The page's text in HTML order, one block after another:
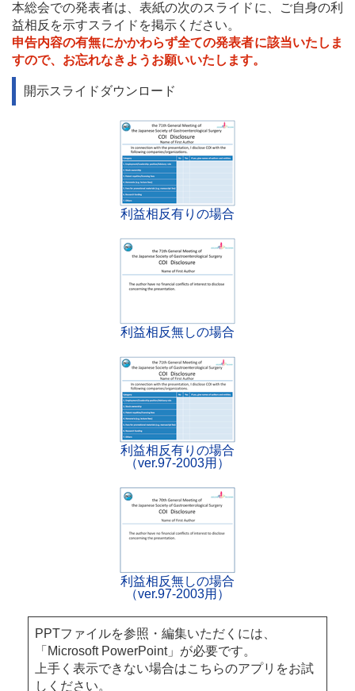
本総会での発表者は、表紙の次のスライドに、ご自身の利
益相反を示すスライドを掲示ください。
申告内容の有無にかかわらず全ての発表者に該当いたしま
すので、お忘れなきようお願いいたします。
開示スライドダウンロード
利益相反有りの場合
利益相反無しの場合
利益相反有りの場合
（ver.97-2003用）
利益相反無しの場合
（ver.97-2003用）
PPTファイルを参照・編集いただくには、
「Microsoft PowerPoint」が必要です。
上手く表示できない場合はこちらのアプリをお試
しください。